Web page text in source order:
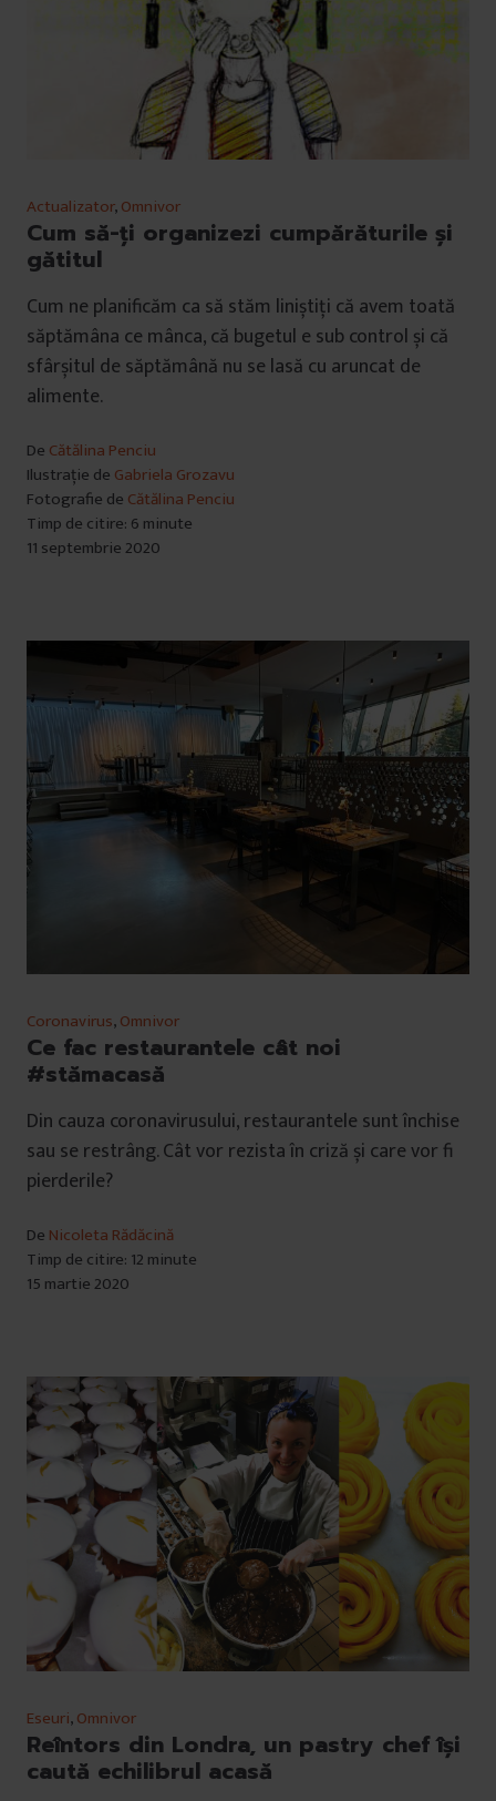
Actualizator,Omnivor
Cum să-ți organizezi cumpărăturile și
gătitul
Cum ne planificăm ca să stăm liniștiți că avem toată
săptămâna ce mânca, că bugetul e sub control și că
sfârșitul de săptămână nu se lasă cu aruncat de
alimente.
De Cătălina Penciu
Ilustrație de Gabriela Grozavu
Fotografie de Cătălina Penciu
Timp de citire: 6 minute
11 septembrie 2020
Coronavirus,Omnivor
Ce fac restaurantele cât noi
#stămacasă
Din cauza coronavirusului, restaurantele sunt închise
sau se restrâng. Cât vor rezista în criză și care vor fi
pierderile?
De Nicoleta Rădăcină
Timp de citire: 12 minute
15 martie 2020
Eseuri,Omnivor
Reîntors din Londra, un pastry chef își
caută echilibrul acasă